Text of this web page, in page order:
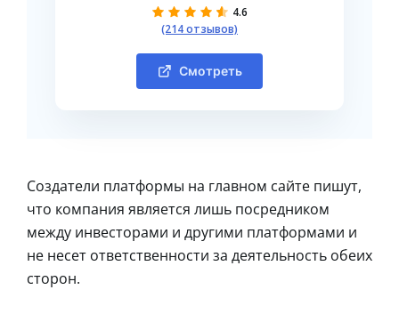
4.6
(214 отзывов)
Смотреть
Создатели платформы на главном сайте пишут,
что компания является лишь посредником
между инвесторами и другими платформами и
не несет ответственности за деятельность обеих
сторон.